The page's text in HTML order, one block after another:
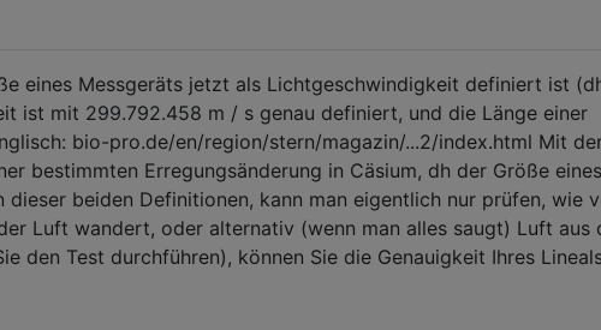
eines Messgeräts jetzt als Lichtgeschwindigkeit definiert ist
ist mit 299.792.458 m / s genau definiert, und die Länge einer
bio-pro.de/en/region/stern/magazin/...2/index.html Mit
bestimmten Erregungsänderung in Cäsium, dh der Größe eines
dieser beiden Definitionen, kann man eigentlich nur prüfen, wie
Luft wandert, oder alternativ (wenn man alles saugt) Luft aus
den Test durchführen), können Sie die Genauigkeit Ihres